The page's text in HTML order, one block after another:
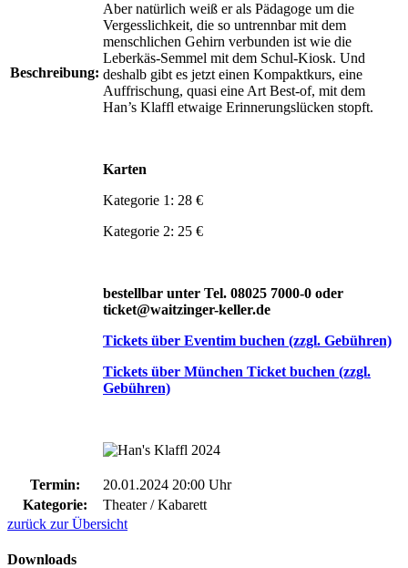
Beschreibung:
Aber natürlich weiß er als Pädagoge um die
Vergesslich­keit, die so untrennbar mit dem
menschlichen Gehirn verbunden ist wie die
Leberkäs-Semmel mit dem Schul-Kiosk. Und
deshalb gibt es jetzt einen Kompaktkurs, eine
Auffrischung, quasi eine Art Best-of, mit dem
Han’s Klaffl etwaige Erinnerungslücken stopft.
Karten
Kategorie 1: 28 €
Kategorie 2: 25 €
bestellbar unter Tel. 08025 7000-0 oder
ticket@waitzinger-keller.de
Tickets über Eventim buchen (zzgl. Gebühren)
Tickets über München Ticket buchen (zzgl.
Gebühren)
Termin:
20.01.2024 20:00 Uhr
Kategorie:
Theater / Kabarett
zurück zur Übersicht
Downloads